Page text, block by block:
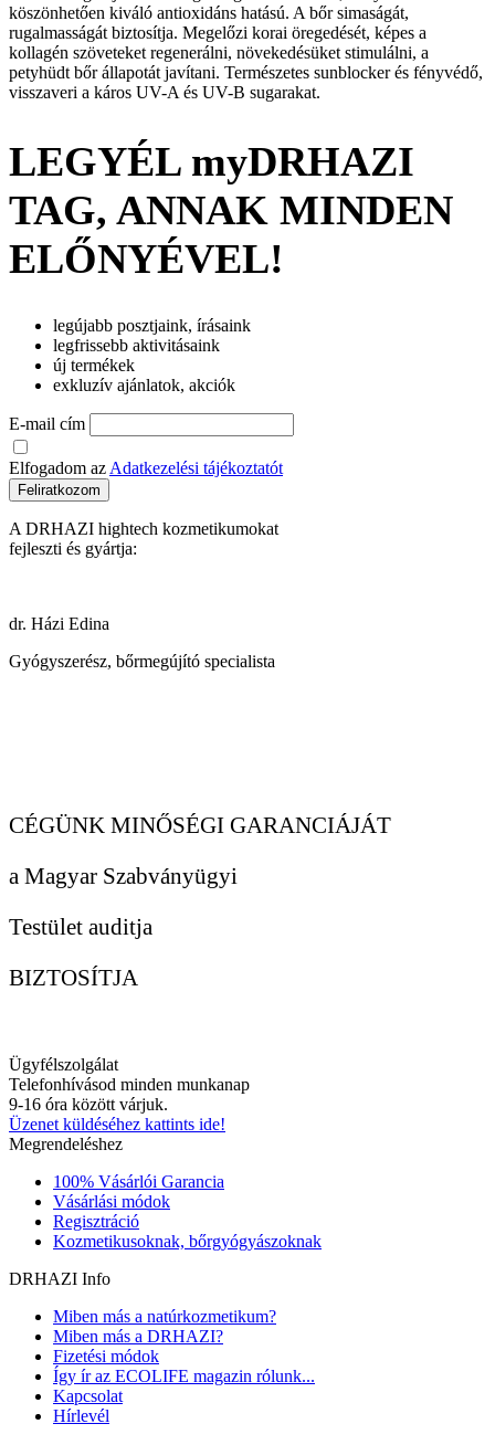
köszönhetően kiváló antioxidáns hatású. A bőr simaságát,
rugalmasságát biztosítja. Megelőzi korai öregedését, képes a
kollagén szöveteket regenerálni, növekedésüket stimulálni, a
petyhüdt bőr állapotát javítani. Természetes sunblocker és fényvédő,
visszaveri a káros UV-A és UV-B sugarakat.
LEGYÉL myDRHAZI
TAG, ANNAK MINDEN
ELŐNYÉVEL!
legújabb posztjaink, írásaink
legfrissebb aktivitásaink
új termékek
exkluzív ajánlatok, akciók
E-mail cím
Elfogadom az Adatkezelési tájékoztatót
Feliratkozom
A DRHAZI hightech kozmetikumokat
fejleszti és gyártja:
dr. Házi Edina
Gyógyszerész, bőrmegújító specialista
CÉGÜNK MINŐSÉGI GARANCIÁJÁT
a Magyar Szabványügyi
Testület auditja
BIZTOSÍTJA
Ügyfélszolgálat
Telefonhívásod minden munkanap
9-16 óra között várjuk.
Üzenet küldéséhez kattints ide!
Megrendeléshez
100% Vásárlói Garancia
Vásárlási módok
Regisztráció
Kozmetikusoknak, bőrgyógyászoknak
DRHAZI Info
Miben más a natúrkozmetikum?
Miben más a DRHAZI?
Fizetési módok
Így ír az ECOLIFE magazin rólunk...
Kapcsolat
Hírlevél